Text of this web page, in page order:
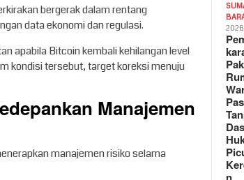
bergerak dalam rentang
data ekonomi dan regulasi.
apabila Bitcoin kembali kehilangan level
kondisi tersebut, target koreksi menuju
Manajemen
manajemen risiko selama
2026